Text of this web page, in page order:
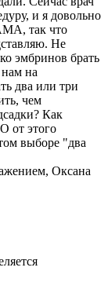
и я довольно
так что
Не
эмбринов брать
нам на
два или три
чем
Как
от этого
выборе "два
Оксана